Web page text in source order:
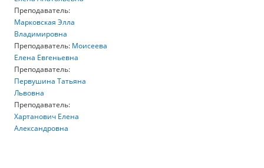
Преподаватель:
Марковская Элла
Владимировна
Преподаватель: Моисеева
Елена Евгеньевна
Преподаватель:
Первушина Татьяна
Львовна
Преподаватель:
Хартанович Елена
Александровна